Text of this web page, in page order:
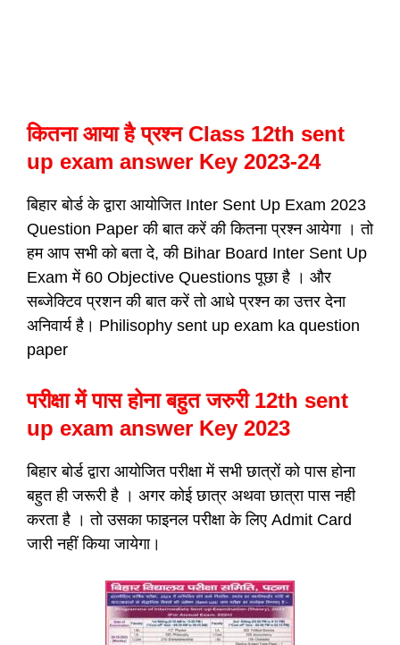
कितना आया है प्रश्न Class 12th sent
up exam answer Key 2023-24
बिहार बोर्ड के द्वारा आयोजित Inter Sent Up Exam 2023
Question Paper की बात करें की कितना प्रश्न आयेगा । तो
हम आप सभी को बता दे, की Bihar Board Inter Sent Up
Exam में 60 Objective Questions पूछा है । और
सब्जेक्टिव प्रशन की बात करें तो आधे प्रश्न का उत्तर देना
अनिवार्य है। Philisophy sent up exam ka question
paper
परीक्षा में पास होना बहुत जरुरी 12th sent
up exam answer Key 2023
बिहार बोर्ड द्वारा आयोजित परीक्षा में सभी छात्रों को पास होना
बहुत ही जरूरी है । अगर कोई छात्र अथवा छात्रा पास नही
करता है । तो उसका फाइनल परीक्षा के लिए Admit Card
जारी नहीं किया जायेगा।